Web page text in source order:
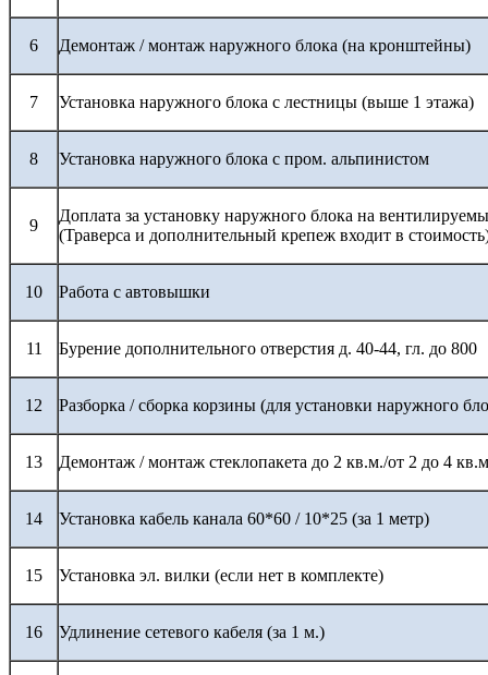
6 Демонтаж / монтаж наружного блока (на кронштейны)
7 Установка наружного блока с лестницы (выше 1 этажа)
8 Установка наружного блока с пром. альпинистом
9
Доплата за установку наружного блока на
(Траверса и дополнительный крепеж входит в
10 Работа с автовышки
11 Бурение дополнительного отверстия д. 40-44, гл. до 800
12 Разборка / сборка корзины (для установки наружного
13 Демонтаж / монтаж стеклопакета до 2 кв.м./от 2 до 4
14 Установка кабель канала 60*60 / 10*25 (за 1 метр)
15 Установка эл. вилки (если нет в комплекте)
16 Удлинение сетевого кабеля (за 1 м.)